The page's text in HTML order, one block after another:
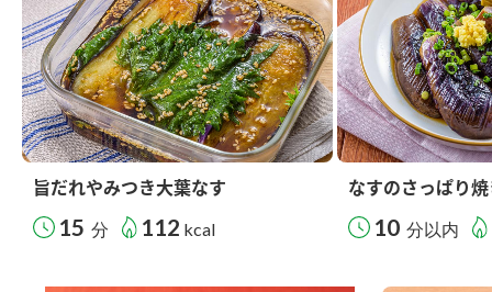
旨だれやみつき大葉なす
15 分 112 kcal
なすのさっぱり
10 分以内